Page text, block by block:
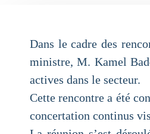
Dans le cadre des
ministre, M. Kamel
actives dans le secteur.
Cette rencontre a été
concertation continus